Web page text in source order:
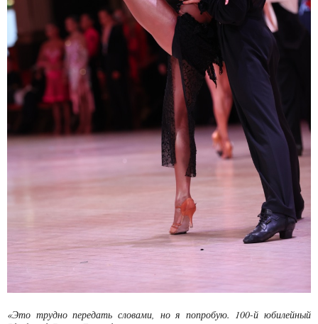
«Это трудно передать словами, но я попробую. 100-й юбилейный